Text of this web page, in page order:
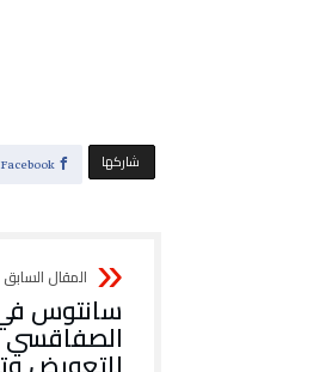
‫‫ شاركها‬ Facebook
سانتوس
الصفاقسي